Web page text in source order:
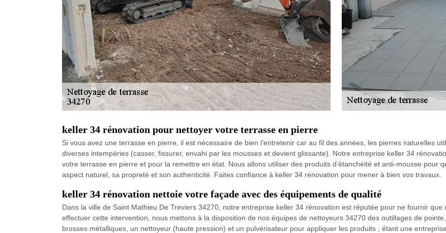
keller 34 rénovation pour nettoyer votre terrasse en pierre
Si vous avez une terrasse en pierre, il est nécessaire de bien l’entretenir car au fil des années, les pierres naturelles
diverses intempéries (casser, fissurer, envahi par les mousses et devient glissante). Notre entreprise keller 34
votre terrasse en pierre et pour la remettre en état. Nous allons utiliser des produits d’étanchéité et anti-mousse pour
aspect naturel, sa propreté et son authenticité. Faites confiance à keller 34 rénovation pour mener à bien vos travaux.
keller 34 rénovation nettoie votre façade avec des équipements de qualité
Dans la ville de Saint Mathieu De Treviers 34270, notre entreprise keller 34 rénovation est réputée pour ne fournir
effectuer cette intervention, nous mettons à la disposition de nos équipes de nettoyeurs 34270 des outillages de
brosses métalliques, un nettoyeur (haute pression) et un pulvérisateur pour appliquer les produits ; étant une